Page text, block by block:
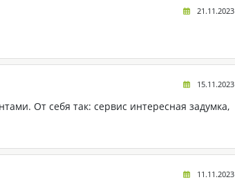
21.11.2023
15.11.2023
От себя так: сервис интересная задумка,
11.11.2023